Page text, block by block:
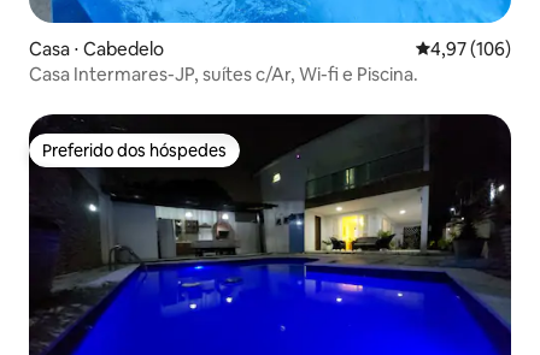
Casa ⋅ Cabedelo 4,97 de uma
4,97 (106)
Casa Intermares-JP, suítes c/Ar, Wi-fi e Piscina.
Preferido dos hóspedes
Preferido dos hóspedes